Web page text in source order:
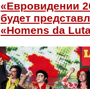
«Евровидении
будет
«Homens da